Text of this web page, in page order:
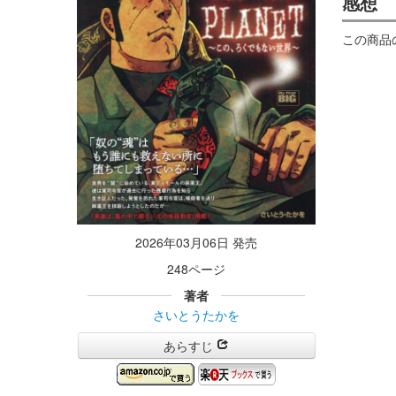
2026年03月06日 発売
248ページ
著者
さいとうたかを
あらすじ
この商品